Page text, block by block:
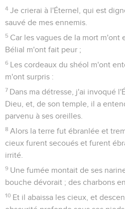
4 Je crierai à l'Éternel, qui est
sauvé de mes ennemis.
5 Car les vagues de la mort m'ont
Bélial m'ont fait peur ;
6 Les cordeaux du shéol m'ont
m'ont surpris :
7 Dans ma détresse, j'ai invoqué
Dieu, et, de son temple, il a
parvenu à ses oreilles.
8 Alors la terre fut ébranlée et
cieux furent secoués et furent
irrité.
9 Une fumée montait de ses
bouche dévorait ; des charbons
10 Et il abaissa les cieux, et